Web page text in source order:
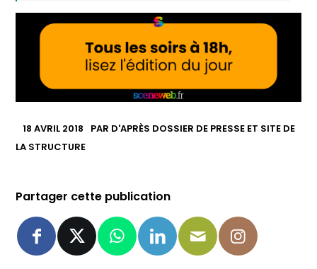
18 AVRIL 2018 PAR D'APRÈS DOSSIER DE PRESSE ET SITE DE
LA STRUCTURE
Partager cette publication